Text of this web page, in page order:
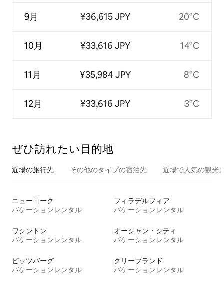
9月
10月
11月
12月
¥36,615 JPY
¥33,616 JPY
¥35,984 JPY
¥33,616 JPY
20°C
14°C
8°C
3°C
ぜひ訪⁠れ⁠た⁠い目⁠的⁠地
近場の旅行先 その他のタ⁠イ⁠プ⁠の宿⁠泊⁠先 近場で人気の観光
ニューヨーク
バケーションレンタル
フィラデルフィア
バケーションレンタル
ワシントン
バケーションレンタル
オーシャン・シティ
バケーションレンタル
ピッツバーグ
バケーションレンタル
クリーブランド
バケーションレンタル